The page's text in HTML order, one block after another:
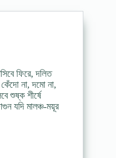
ফিরে, দলিত
না, দমো না,
শুষ্ক শীর্ষে
যদি মালঞ্চ-ময়ূর